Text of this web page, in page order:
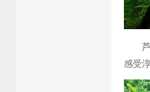
芦
感受